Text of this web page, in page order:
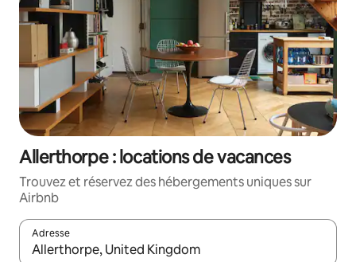
Allerthorpe : locations de vacances
Trouvez et réservez des hébergements uniques sur
Airbnb
Adresse
Lorsque les résultats s'affichent, utilisez les flèches vers le